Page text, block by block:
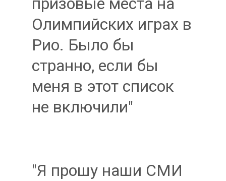
Олимпийских играх в
Рио. Было бы
странно, если бы
меня в этот список
не включили"
"Я прошу наши СМИ